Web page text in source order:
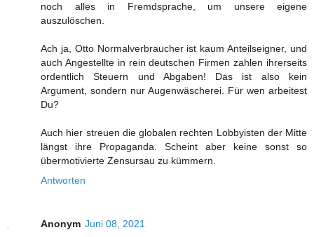
noch alles in Fremdsprache, um unsere eigene
auszulöschen.
Ach ja, Otto Normalverbraucher ist kaum Anteilseigner, und
auch Angestellte in rein deutschen Firmen zahlen ihrerseits
ordentlich Steuern und Abgaben! Das ist also kein
Argument, sondern nur Augenwäscherei. Für wen arbeitest
Du?
Auch hier streuen die globalen rechten Lobbyisten der Mitte
längst ihre Propaganda. Scheint aber keine sonst so
übermotivierte Zensursau zu kümmern.
Antworten
Anonym Juni 08, 2021